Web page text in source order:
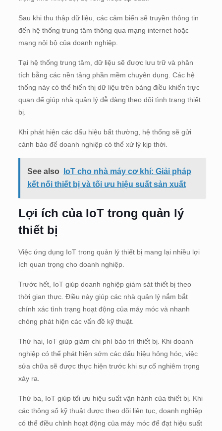
Sau khi thu thập dữ liệu, các cảm biến sẽ truyền thông tin
đến hệ thống trung tâm thông qua mạng internet hoặc
mạng nội bộ của doanh nghiệp.
Tại hệ thống trung tâm, dữ liệu sẽ được lưu trữ và phân
tích bằng các nền tảng phần mềm chuyên dụng. Các hệ
thống này có thể hiển thị dữ liệu trên bảng điều khiển trực
quan để giúp nhà quản lý dễ dàng theo dõi tình trạng thiết
bị.
Khi phát hiện các dấu hiệu bất thường, hệ thống sẽ gửi
cảnh báo để doanh nghiệp có thể xử lý kịp thời.
See also
IoT cho nhà máy cơ khí: Giải pháp
kết nối thiết bị và tối ưu hiệu suất sản xuất
Lợi ích của IoT trong quản lý
thiết bị
Việc ứng dụng IoT trong quản lý thiết bị mang lại nhiều lợi
ích quan trọng cho doanh nghiệp.
Trước hết, IoT giúp doanh nghiệp giám sát thiết bị theo
thời gian thực. Điều này giúp các nhà quản lý nắm bắt
chính xác tình trạng hoạt động của máy móc và nhanh
chóng phát hiện các vấn đề kỹ thuật.
Thứ hai, IoT giúp giảm chi phí bảo trì thiết bị. Khi doanh
nghiệp có thể phát hiện sớm các dấu hiệu hỏng hóc, việc
sửa chữa sẽ được thực hiện trước khi sự cố nghiêm trọng
xảy ra.
Thứ ba, IoT giúp tối ưu hiệu suất vận hành của thiết bị. Khi
các thông số kỹ thuật được theo dõi liên tục, doanh nghiệp
có thể điều chỉnh hoạt động của máy móc để đạt hiệu suất